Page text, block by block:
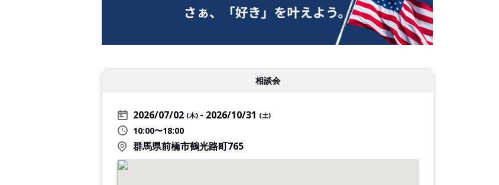
相談会
2026/07/02 (木) 2026/10/31 (土)
10:00〜18:00
群馬県前橋市鶴光路町765